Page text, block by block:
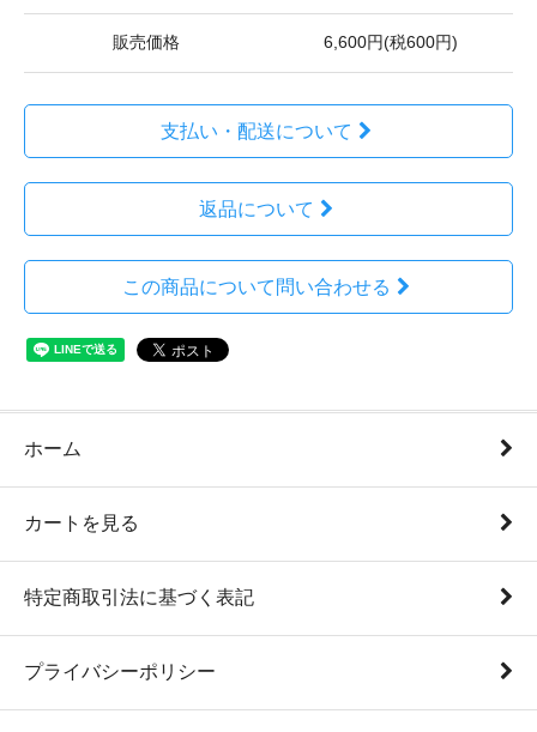
販売価格 6,600円(税600円)
支払い・配送について
返品について
この商品について問い合わせる
ホーム
カートを見る
特定商取引法に基づく表記
プライバシーポリシー